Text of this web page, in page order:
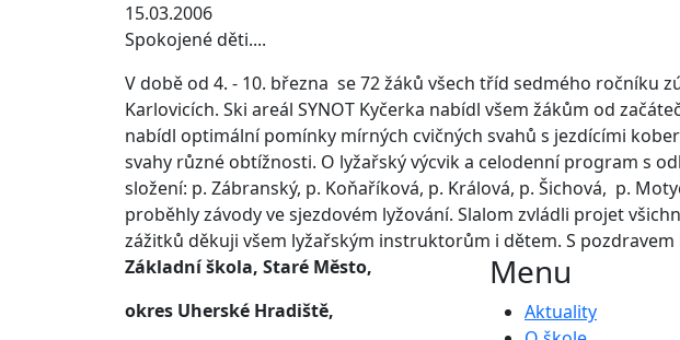
15.03.2006
Spokojené děti....
V době od 4. - 10. března se 72 žáků všech tříd sedmého ročníku
Karlovicích. Ski areál SYNOT Kyčerka nabídl všem žákům od
nabídl optimální pomínky mírných cvičných svahů s jezdícími
svahy různé obtížnosti. O lyžařský výcvik a celodenní program s
složení: p. Zábranský, p. Koňaříková, p. Králová, p. Šichová, p.
proběhly závody ve sjezdovém lyžování. Slalom zvládli projet
zážitků děkuji všem lyžařským instruktorům i dětem. S pozdravem
Základní škola, Staré Město,
okres Uherské Hradiště,
Menu
Aktuality